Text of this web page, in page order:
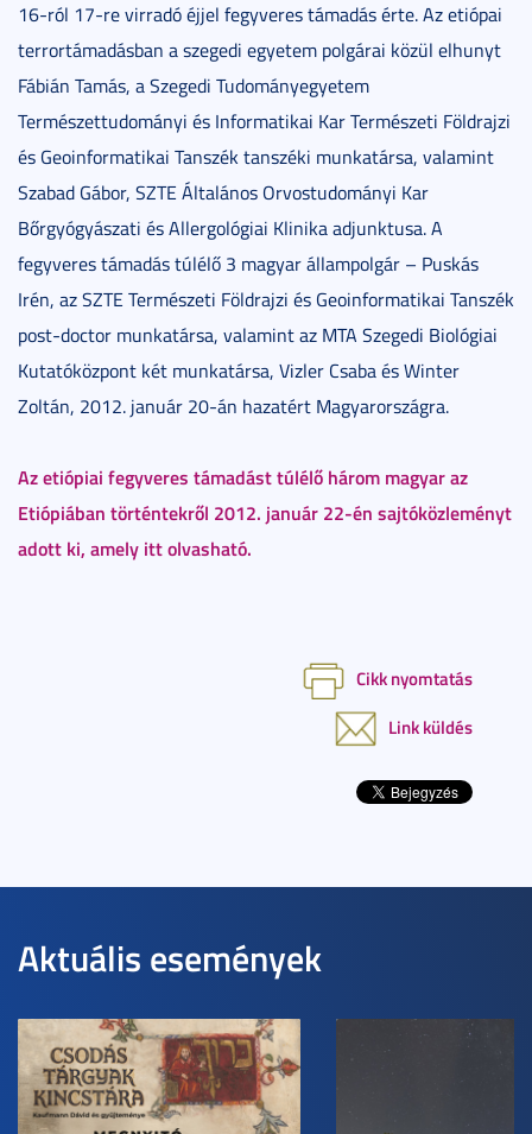
16-ról 17-re virradó éjjel fegyveres támadás érte. Az etiópai
terrortámadásban a szegedi egyetem polgárai közül elhunyt
Fábián Tamás, a Szegedi Tudományegyetem
Természettudományi és Informatikai Kar Természeti Földrajzi
és Geoinformatikai Tanszék tanszéki munkatársa, valamint
Szabad Gábor, SZTE Általános Orvostudományi Kar
Bőrgyógyászati és Allergológiai Klinika adjunktusa. A
fegyveres támadás túlélő 3 magyar állampolgár – Puskás
Irén, az SZTE Természeti Földrajzi és Geoinformatikai Tanszék
post-doctor munkatársa, valamint az MTA Szegedi Biológiai
Kutatóközpont két munkatársa, Vizler Csaba és Winter
Zoltán, 2012. január 20-án hazatért Magyarországra.
Az etiópiai fegyveres támadást túlélő három magyar az
Etiópiában történtekről 2012. január 22-én sajtóközleményt
adott ki, amely itt olvasható.
Cikk nyomtatás
Link küldés
Aktuális események